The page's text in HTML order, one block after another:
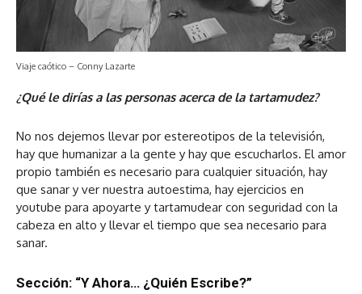
Viaje caótico – Conny Lazarte
¿Qué le dirías a las personas acerca de la tartamudez?
No nos dejemos llevar por estereotipos de la televisión,
hay que humanizar a la gente y hay que escucharlos. El amor
propio también es necesario para cualquier situación, hay
que sanar y ver nuestra autoestima, hay ejercicios en
youtube para apoyarte y tartamudear con seguridad con la
cabeza en alto y llevar el tiempo que sea necesario para
sanar.
Sección: “Y Ahora… ¿Quién Escribe?”